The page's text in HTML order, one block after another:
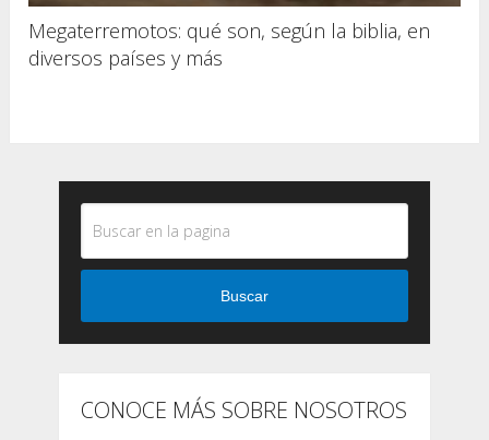
Megaterremotos: qué son, según la biblia, en
diversos países y más
Buscar
CONOCE MÁS SOBRE NOSOTROS